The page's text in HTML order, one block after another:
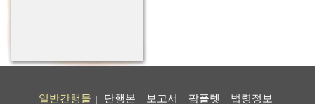
일반간행물 단행본 보고서 팜플렛
법령정보